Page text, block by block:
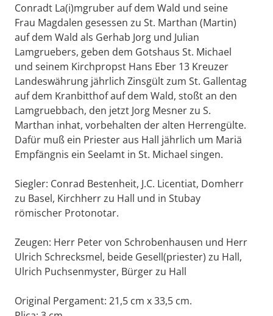
Conradt La(i)mgruber auf dem Wald und seine
Frau Magdalen gesessen zu St. Marthan (Martin)
auf dem Wald als Gerhab Jorg und Julian
Lamgruebers, geben dem Gotshaus St. Michael
und seinem Kirchpropst Hans Eber 13 Kreuzer
Landeswährung jährlich Zinsgült zum St. Gallentag
auf dem Kranbitthof auf dem Wald, stoßt an den
Lamgruebbach, den jetzt Jorg Mesner zu S.
Marthan inhat, vorbehalten der alten Herrengülte.
Dafür muß ein Priester aus Hall jährlich um Mariä
Empfängnis ein Seelamt in St. Michael singen.
Siegler: Conrad Bestenheit, J.C. Licentiat, Domherr
zu Basel, Kirchherr zu Hall und in Stubay
römischer Protonotar.
Zeugen: Herr Peter von Schrobenhausen und Herr
Ulrich Schrecksmel, beide Gesell(priester) zu Hall,
Ulrich Puchsenmyster, Bürger zu Hall
Original Pergament: 21,5 cm x 33,5 cm.